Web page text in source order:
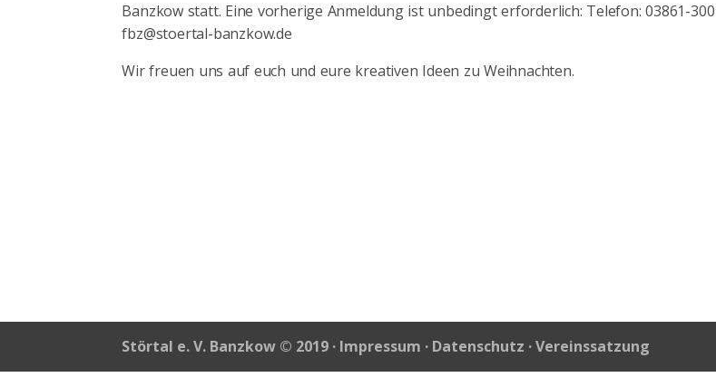
Banzkow statt. Eine vorherige Anmeldung ist unbedingt erforderlich: Telefon: 03861-
fbz@stoertal-banzkow.de
Wir freuen uns auf euch und eure kreativen Ideen zu Weihnachten.
Störtal e. V. Banzkow © 2019 · Impressum · Datenschutz ·Vereinssatzung